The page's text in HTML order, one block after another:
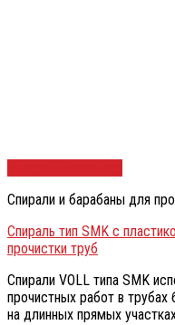
Спирали и барабаны для
Спираль тип SMK с
прочистки труб
Спирали VOLL типа SMK
прочистных работ в
на длинных прямых